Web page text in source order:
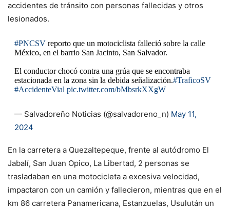
accidentes de tránsito con personas fallecidas y otros
lesionados.
#PNCSVreporto que un motociclista falleció sobre la calle
México, en el barrio San Jacinto, San Salvador.
El conductor chocó contra una grúa que se encontraba
estacionada en la zona sin la debida señalización.#TraficoSV
#AccidenteVial pic.twitter.com/bMbsrkXXgW
— Salvadoreño Noticias (@salvadoreno_n) May 11,
2024
En la carretera a Quezaltepeque, frente al autódromo El
Jabalí, San Juan Opico, La Libertad, 2 personas se
trasladaban en una motocicleta a excesiva velocidad,
impactaron con un camión y fallecieron, mientras que en el
km 86 carretera Panamericana, Estanzuelas, Usulután un